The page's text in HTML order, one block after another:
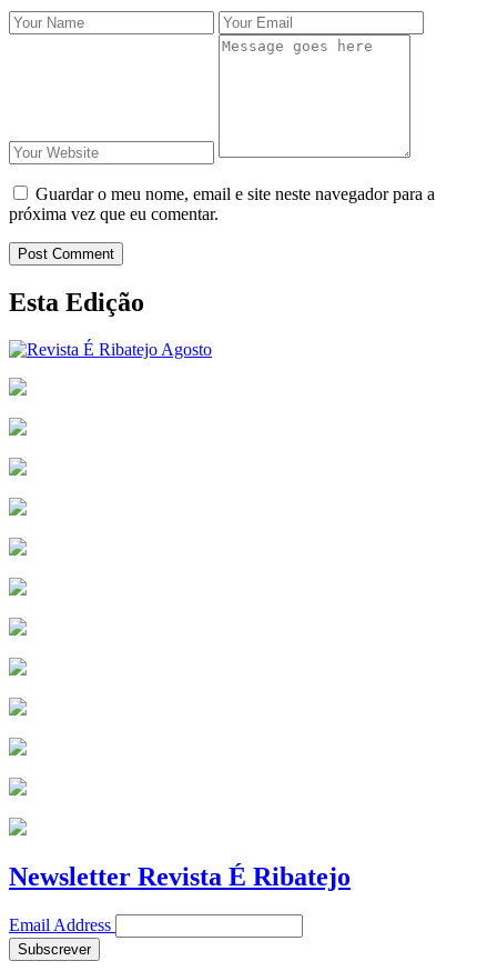
Guardar o meu nome, email e site neste navegador para a
próxima vez que eu comentar.
Post Comment
Esta Edição
Newsletter Revista É Ribatejo
Email Address